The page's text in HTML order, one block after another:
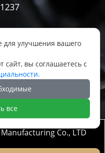
Западной улицы,
район Юннянь,
Хэбэй, Китай
Co., LTD
улучшения вашего
сайт, вы соглашаетесь с
все